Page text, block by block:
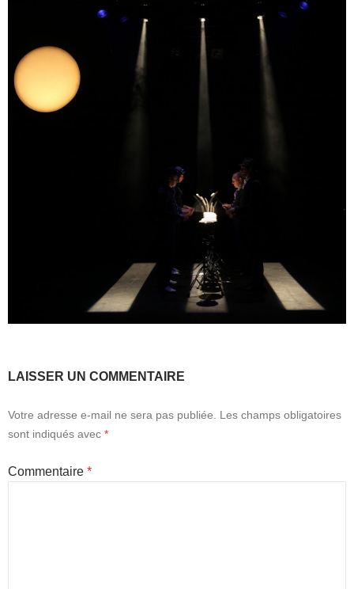
LAISSER UN COMMENTAIRE
Votre adresse e-mail ne sera pas publiée.
Les champs obligatoires
sont indiqués avec *
Commentaire *